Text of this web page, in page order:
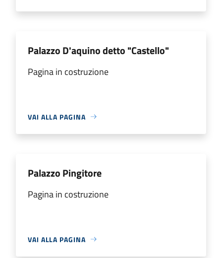
Palazzo D'aquino detto "Castello"
Pagina in costruzione
VAI ALLA PAGINA
Palazzo Pingitore
Pagina in costruzione
VAI ALLA PAGINA